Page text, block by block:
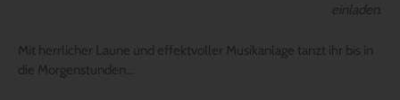
einladen.
Mit herrlicher Laune und effektvoller Musikanlage tanzt ihr bis in
die Morgenstunden…